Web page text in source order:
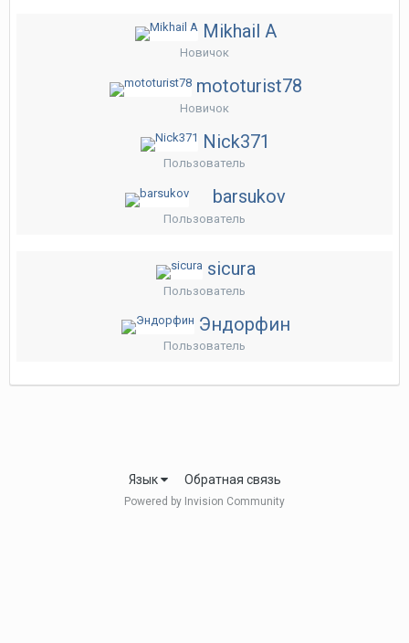
Mikhail A
Новичок
mototurist78
Новичок
Nick371
Пользователь
barsukov
Пользователь
sicura
Пользователь
Эндорфин
Пользователь
Язык Обратная связь
Powered by Invision Community